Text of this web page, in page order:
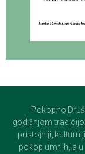
Pokopno
godišnjom
pristojniji,
pokop umrlih, a